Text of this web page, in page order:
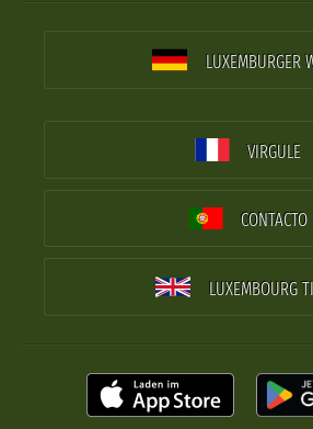
LUXEMBURGER
VIRGULE
CONTACTO
LUXEMBOURG